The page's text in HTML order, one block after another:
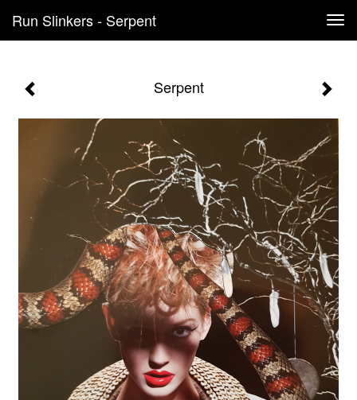
Run Slinkers - Serpent
Serpent